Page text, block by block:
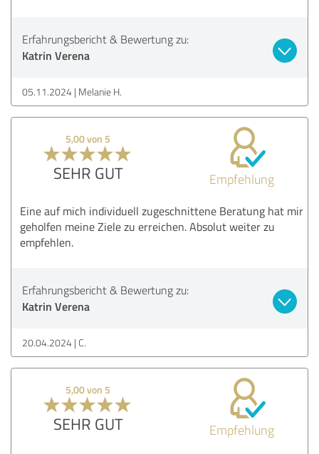
Erfahrungsbericht & Bewertung zu:
Katrin Verena
05.11.2024 Melanie H.
5,00 von 5
SEHR GUT Empfehlung
Eine auf mich individuell zugeschnittene Beratung hat mir
geholfen meine Ziele zu erreichen. Absolut weiter zu
empfehlen.
Erfahrungsbericht & Bewertung zu:
Katrin Verena
20.04.2024 C.
5,00 von 5
SEHR GUT Empfehlung